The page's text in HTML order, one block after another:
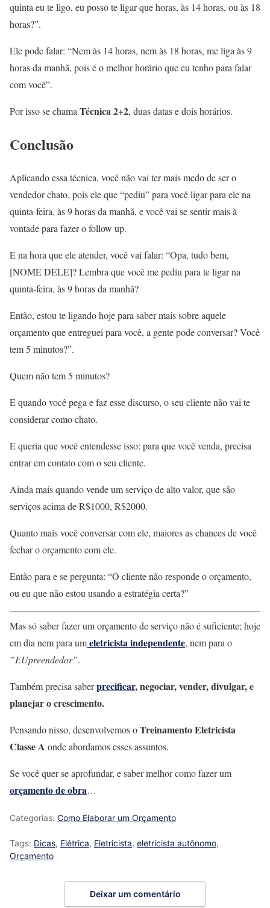
quinta eu te ligo, eu posso te ligar que horas, às 14 horas, ou às 18
horas?”.
Ele pode falar: “Nem às 14 horas, nem às 18 horas, me liga às 9
horas da manhã, pois é o melhor horário que eu tenho para falar
com você”.
Por isso se chamaTécnica 2+2, duas datas e dois horários.
Conclusão
Aplicando essa técnica, você não vai ter mais medo de ser o
vendedor chato, pois ele que “pediu” para você ligar para ele na
quinta-feira, às 9 horas da manhã, e você vai se sentir mais à
vontade para fazer o follow up.
E na hora que ele atender, você vai falar: “Opa, tudo bem,
[NOME DELE]? Lembra que você me pediu para te ligar na
quinta-feira, às 9 horas da manhã?
Então, estou te ligando hoje para saber mais sobre aquele
orçamento que entreguei para você, a gente pode conversar? Você
tem 5 minutos?”.
Quem não tem 5 minutos?
E quando você pega e faz esse discurso, o seu cliente não vai te
considerar como chato.
E queria que você entendesse isso: para que você venda, precisa
entrar em contato com o seu cliente.
Ainda mais quando vende um serviço de alto valor, que são
serviços acima de R$1000, R$2000.
Quanto mais você conversar com ele, maiores as chances de você
fechar o orçamento com ele.
Então para e se pergunta: “O cliente não responde o orçamento,
ou eu que não estou usando a estratégia certa?”
Mas só saber fazer um orçamento de serviço não é suficiente; hoje
em dia nem para umeletricista independente, nem para o
”EUpreendedor”.
Também precisa saberprecificar,negociar, vender, divulgar, e
planejar o crescimento.
Pensando nisso, desenvolvemos oTreinamento Eletricista
Classe A onde abordamos esses assuntos.
Se você quer se aprofundar, e saber melhor como fazer um
orçamento de obra…
Categorias: Como Elaborar um Orçamento
Tags: Dicas, Elétrica, Eletricista, eletricista autônomo,
Orçamento
Deixar um comentário